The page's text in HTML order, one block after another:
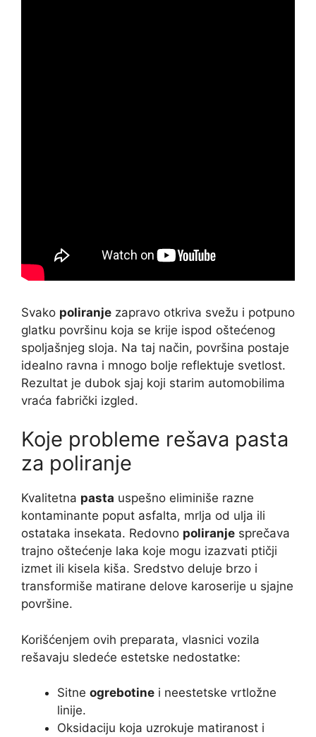
Svako poliranje zapravo otkriva svežu i potpuno
glatku površinu koja se krije ispod oštećenog
spoljašnjeg sloja. Na taj način, površina postaje
idealno ravna i mnogo bolje reflektuje svetlost.
Rezultat je dubok sjaj koji starim automobilima
vraća fabrički izgled.
Koje probleme rešava pasta
za poliranje
Kvalitetna pasta uspešno eliminiše razne
kontaminante poput asfalta, mrlja od ulja ili
ostataka insekata. Redovno poliranje sprečava
trajno oštećenje laka koje mogu izazvati ptičji
izmet ili kisela kiša. Sredstvo deluje brzo i
transformiše matirane delove karoserije u sjajne
površine.
Korišćenjem ovih preparata, vlasnici vozila
rešavaju sledeće estetske nedostatke:
Sitne ogrebotine i neestetske vrtložne
linije.
Oksidaciju koja uzrokuje matiranost i